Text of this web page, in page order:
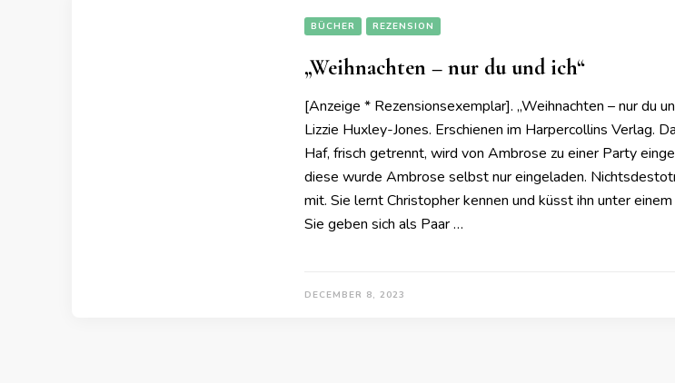
BÜCHER REZENSION
„Weihnachten – nur du und ich“
[Anzeige * Rezensionsexemplar]. „Weihnachten – nur du
Lizzie Huxley-Jones. Erschienen im Harpercollins Verlag.
Haf, frisch getrennt, wird von Ambrose zu einer Party
diese wurde Ambrose selbst nur eingeladen.
mit. Sie lernt Christopher kennen und küsst ihn unter
Sie geben sich als Paar …
DECEMBER 8, 2023